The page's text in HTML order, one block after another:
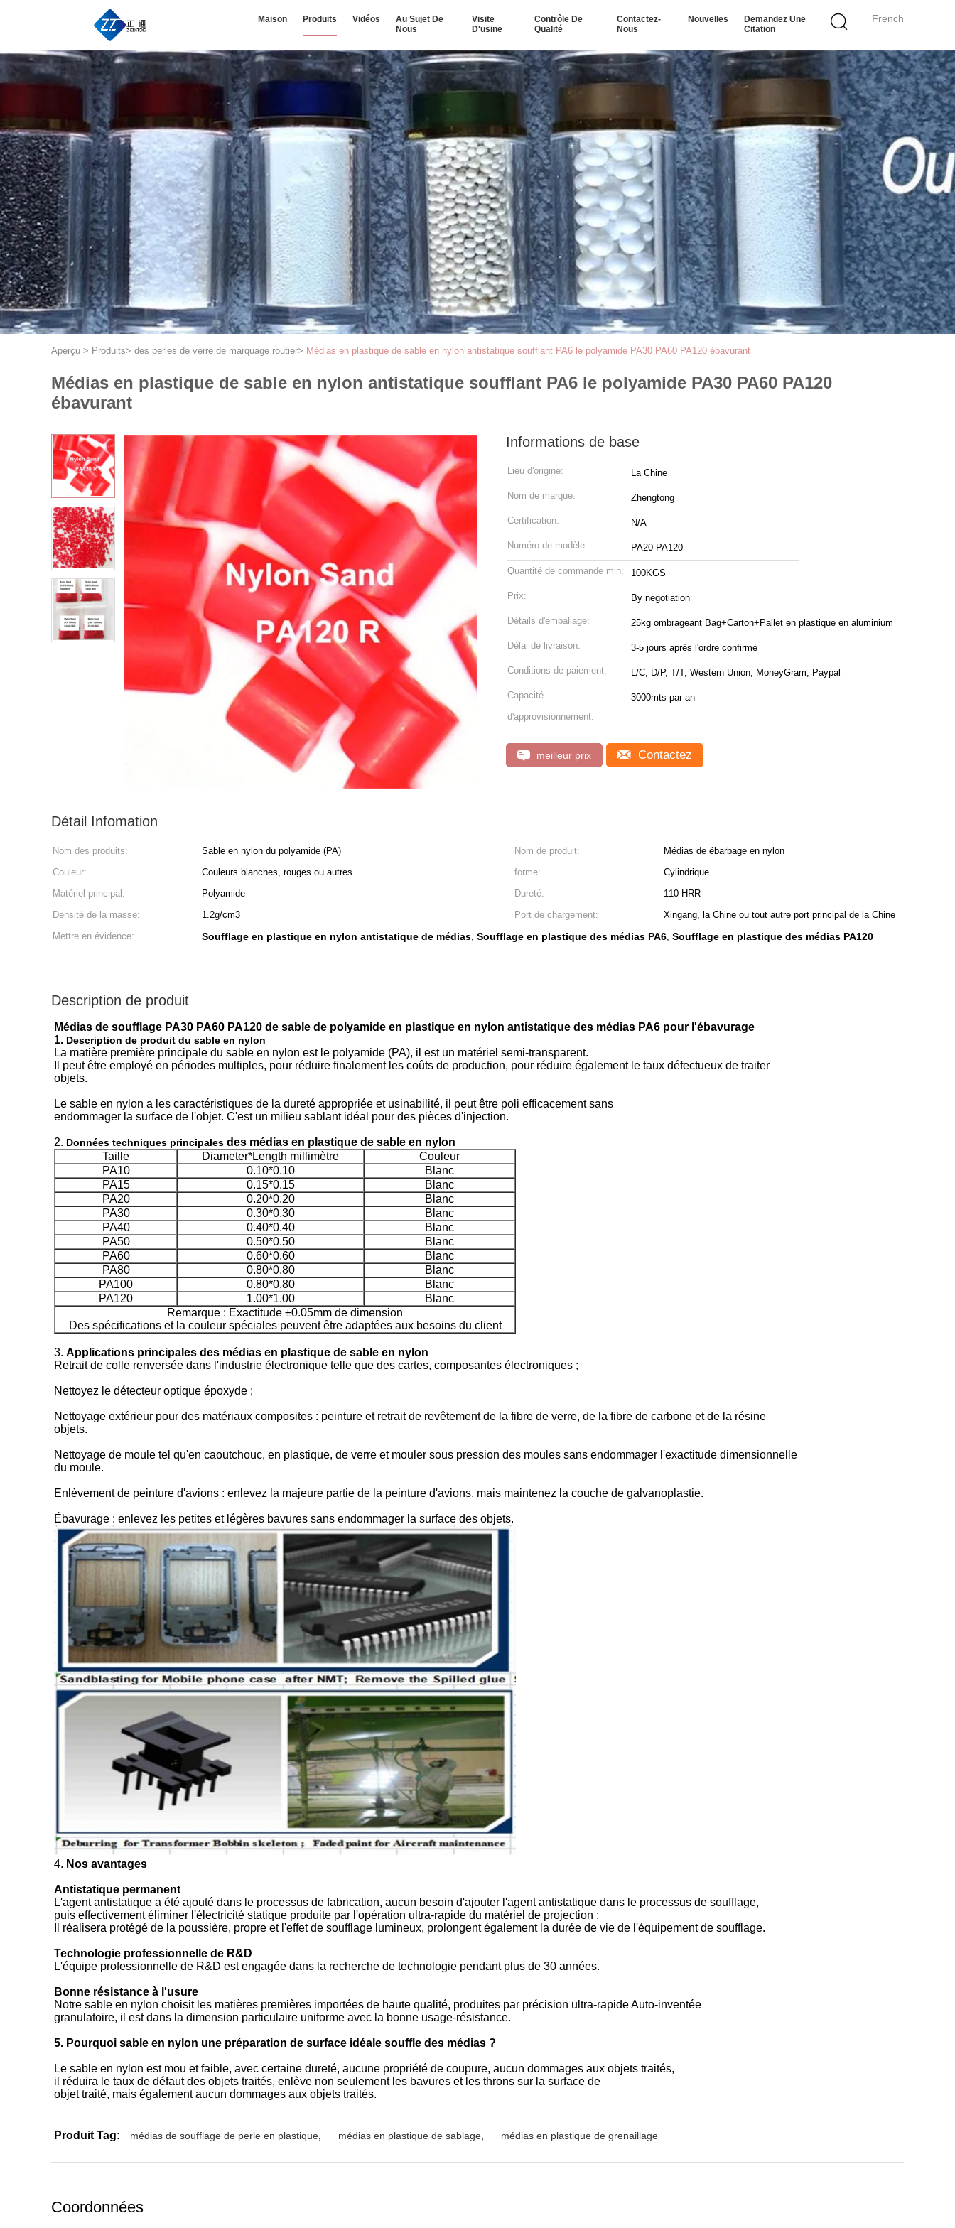
French
Maison Produits Vidéos
Au Sujet De
Nous
Visite
D'usine
Contrôle De
Qualité
Contactez-
Nous
Nouvelles
Demandez Une
Citation
Aperçu > Produits> des perles de verre de marquage routier> Médias en plastique de sable en nylon antistatique soufflant PA6 le polyamide PA30 PA60 PA120 ébavurant
Médias en plastique de sable en nylon antistatique soufflant PA6 le polyamide PA30 PA60 PA120
ébavurant
Informations de base
Lieu d'origine: La Chine
Nom de marque: Zhengtong
Certification: N/A
Numéro de modèle: PA20-PA120
Quantité de commande min: 100KGS
Prix: By negotiation
Détails d'emballage: 25kg ombrageant Bag+Carton+Pallet en plastique en aluminium
Délai de livraison: 3-5 jours après l'ordre confirmé
Conditions de paiement: L/C, D/P, T/T, Western Union, MoneyGram, Paypal
Capacité
d'approvisionnement:
3000mts par an
meilleur prix Contactez
Détail Infomation
Nom des produits: Sable en nylon du polyamide (PA) Nom de produit:
Médias de ébarbage en nylon
Couleur:
Couleurs blanches, rouges ou autres forme:
Cylindrique
Matériel principal:
Polyamide Dureté:
110 HRR
Densité de la masse:
1.2g/cm3 Port de chargement:
Xingang, la Chine ou tout autre port principal de la Chine
Mettre en évidence:
Soufflage en plastique en nylon antistatique de médias, Soufflage en plastique des médias PA6, Soufflage en plastique des médias PA120
Description de produit
Médias de soufflage PA30 PA60 PA120 de sable de polyamide en plastique en nylon antistatique des médias PA6 pour l'ébavurage
1. Description de produit du sable en nylon
La matière première principale du sable en nylon est le polyamide (PA), il est un matériel semi-transparent.
Il peut être employé en périodes multiples, pour réduire finalement les coûts de production, pour réduire également le taux défectueux de traiter
objets.
Le sable en nylon a les caractéristiques de la dureté appropriée et usinabilité, il peut être poli efficacement sans
endommager la surface de l'objet. C'est un milieu sablant idéal pour des pièces d'injection.
2. Données techniques principales des médias en plastique de sable en nylon
Taille
Diameter*Length millimètre
Couleur
PA10
0.10*0.10
Blanc
PA15
0.15*0.15
Blanc
PA20
0.20*0.20
Blanc
PA30
0.30*0.30
Blanc
PA40
0.40*0.40
Blanc
PA50
0.50*0.50
Blanc
PA60
0.60*0.60
Blanc
PA80
0.80*0.80
Blanc
PA100
0.80*0.80
Blanc
PA120
1.00*1.00
Blanc
Remarque : Exactitude ±0.05mm de dimension
Des spécifications et la couleur spéciales peuvent être adaptées aux besoins du client
3. Applications principales des médias en plastique de sable en nylon
Retrait de colle renversée dans l'industrie électronique telle que des cartes, composantes électroniques ;
Nettoyez le détecteur optique époxyde ;
Nettoyage extérieur pour des matériaux composites : peinture et retrait de revêtement de la fibre de verre, de la fibre de carbone et de la résine
objets.
Nettoyage de moule tel qu'en caoutchouc, en plastique, de verre et mouler sous pression des moules sans endommager l'exactitude dimensionnelle
du moule.
Enlèvement de peinture d'avions : enlevez la majeure partie de la peinture d'avions, mais maintenez la couche de galvanoplastie.
Ébavurage : enlevez les petites et légères bavures sans endommager la surface des objets.
4. Nos avantages
Antistatique permanent
L'agent antistatique a été ajouté dans le processus de fabrication, aucun besoin d'ajouter l'agent antistatique dans le processus de soufflage,
puis effectivement éliminer l'électricité statique produite par l'opération ultra-rapide du matériel de projection ;
Il réalisera protégé de la poussière, propre et l'effet de soufflage lumineux, prolongent également la durée de vie de l'équipement de soufflage.
Technologie professionnelle de R&D
L'équipe professionnelle de R&D est engagée dans la recherche de technologie pendant plus de 30 années.
Bonne résistance à l'usure
Notre sable en nylon choisit les matières premières importées de haute qualité, produites par précision ultra-rapide Auto-inventée
granulatoire, il est dans la dimension particulaire uniforme avec la bonne usage-résistance.
5. Pourquoi sable en nylon une préparation de surface idéale souffle des médias ?
Le sable en nylon est mou et faible, avec certaine dureté, aucune propriété de coupure, aucun dommages aux objets traités,
il réduira le taux de défaut des objets traités, enlève non seulement les bavures et les throns sur la surface de
objet traité, mais également aucun dommages aux objets traités.
Produit Tag: médias de soufflage de perle en plastique médias en plastique de sablage médias en plastique de grenaillage
Coordonnées